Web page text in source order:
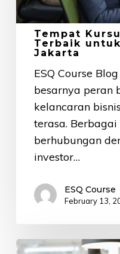
Jakarta
Tempat
Terbaik
Jakarta
ESQ Course
besarnya peran
kelancaran
terasa.
berhubungan
investor…
ESQ Course
February 13,
Tempat